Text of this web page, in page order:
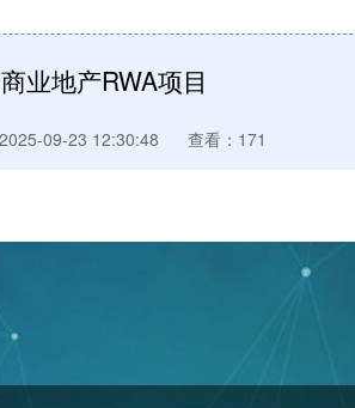
业地产RWA项目
09-23 12:30:48 查看：171